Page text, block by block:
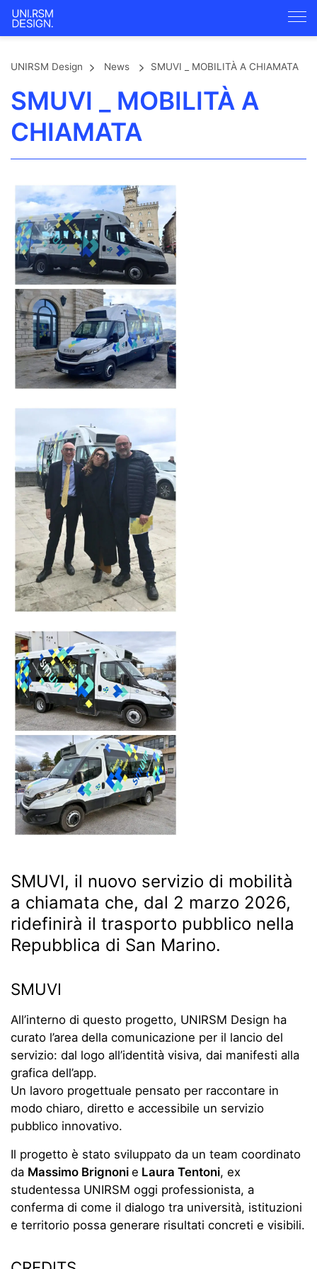
UNIRSM Design News SMUVI _ MOBILITÀ A CHIAMATA
SMUVI _ MOBILITÀ A
CHIAMATA
SMUVI, il nuovo servizio di mobilità
a chiamata che, dal 2 marzo 2026,
ridefinirà il trasporto pubblico nella
Repubblica di San Marino.
SMUVI
All’interno di questo progetto, UNIRSM Design ha
curato l’area della comunicazione per il lancio del
servizio: dal logo all’identità visiva, dai manifesti alla
grafica dell’app.
Un lavoro progettuale pensato per raccontare in
modo chiaro, diretto e accessibile un servizio
pubblico innovativo.
Il progetto è stato sviluppato da un team coordinato
da Massimo Brignoni e Laura Tentoni, ex
studentessa UNIRSM oggi professionista, a
conferma di come il dialogo tra università, istituzioni
e territorio possa generare risultati concreti e visibili.